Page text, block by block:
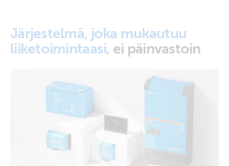
Järjestelmä, joka mukautuu
liiketoimintaasi, ei päinvastoin